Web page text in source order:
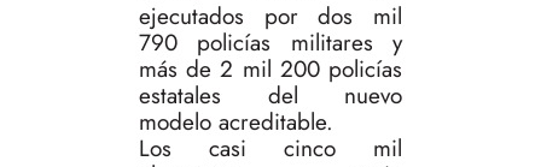
ejecutados por dos mil
790 policías militares y
más de 2 mil 200 policías
estatales del nuevo
modelo acreditable.
Los casi cinco mil